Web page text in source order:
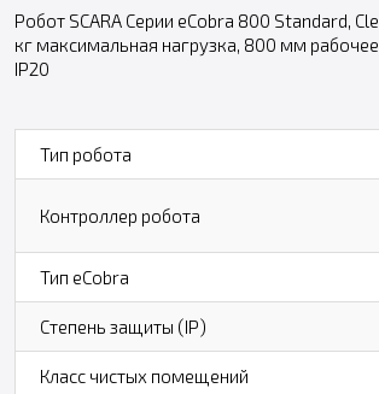
Робот SCARA Серии eCobra 800 Standard,
кг максимальная нагрузка, 800 мм рабочее
IP20
Тип робота
Контроллер робота
Тип eCobra
Степень защиты (IP)
Класс чистых помещений